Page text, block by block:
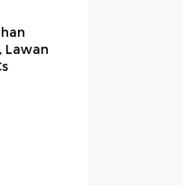
Lawan